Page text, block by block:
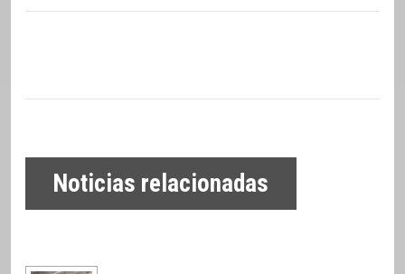
Noticias relacionadas